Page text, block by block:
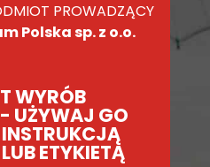
PROWADZĄCY
Polska sp. z o.o.
WYRÓB
UŻYWAJ GO
ETYKIETĄ